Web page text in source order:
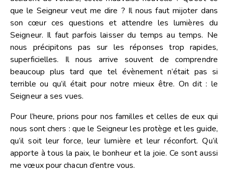
que le Seigneur veut me dire ? Il nous faut mijoter dans
son cœur ces questions et attendre les lumières du
Seigneur. Il faut parfois laisser du temps au temps. Ne
nous précipitons pas sur les réponses trop rapides,
superficielles. Il nous arrive souvent de comprendre
beaucoup plus tard que tel évènement n’était pas si
terrible ou qu’il était pour notre mieux être. On dit : le
Seigneur a ses vues.
Pour l’heure, prions pour nos familles et celles de eux qui
nous sont chers : que le Seigneur les protège et les guide,
qu’il soit leur force, leur lumière et leur réconfort. Qu’il
apporte à tous la paix, le bonheur et la joie. Ce sont aussi
me vœux pour chacun d’entre vous.